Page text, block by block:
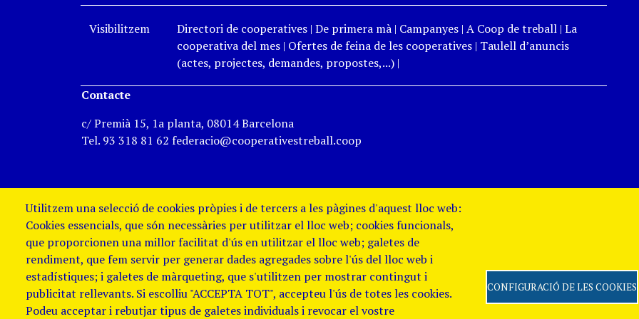
Visibilitzem Directori de cooperatives| De primera mà| Campanyes| A Coop de treball| La
cooperativa del mes| Ofertes de feina de les cooperatives| Taulell d’anuncis
(actes, projectes, demandes, propostes,...)|
Contacte
c/ Premià 15, 1a planta, 08014 Barcelona
Tel. 93 318 81 62 federacio@cooperativestreball.coop
Utilitzem una selecció de cookies pròpies i de tercers a les pàgines d'aquest lloc web:
Cookies essencials, que són necessàries per utilitzar el lloc web; cookies funcionals,
que proporcionen una millor facilitat d'ús en utilitzar el lloc web; galetes de
rendiment, que fem servir per generar dades agregades sobre l'ús del lloc web i
estadístiques; i galetes de màrqueting, que s'utilitzen per mostrar contingut i
publicitat rellevants. Si escolliu "ACCEPTA TOT", accepteu l'ús de totes les cookies.
Podeu acceptar i rebutjar tipus de galetes individuals i revocar el vostre
CONFIGURACIÓ DE LES COOKIES